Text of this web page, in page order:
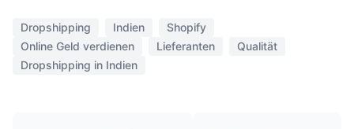
Dropshipping Indien
Shopify
Online Geld verdienen
Lieferanten
Qualität
Dropshipping in Indien